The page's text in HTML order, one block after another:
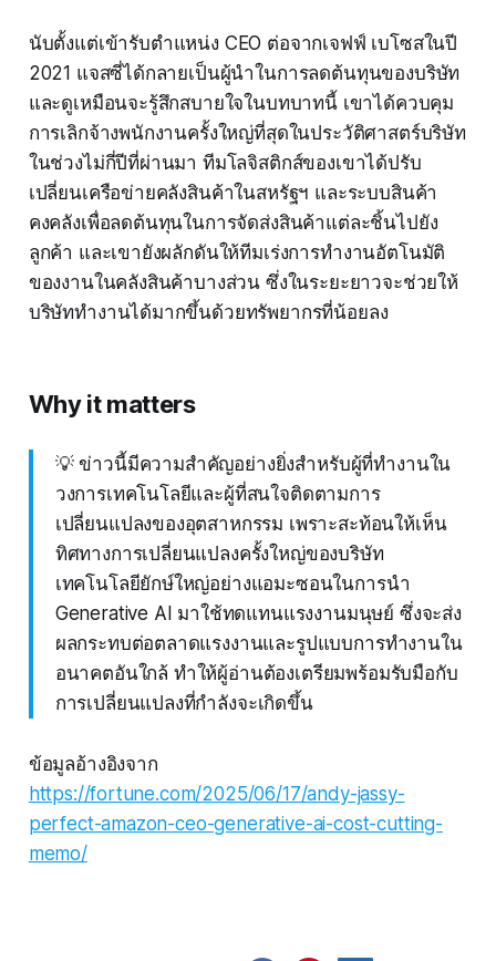
นับตั้งแต่เข้ารับตำแหน่ง CEO ต่อจากเจฟฟ์ เบโซสในปี
2021 แจสซี่ได้กลายเป็นผู้นำในการลดต้นทุนของบริษัท
และดูเหมือนจะรู้สึกสบายใจในบทบาทนี้ เขาได้ควบคุม
การเลิกจ้างพนักงานครั้งใหญ่ที่สุดในประวัติศาสตร์บริษัท
ในช่วงไม่กี่ปีที่ผ่านมา ทีมโลจิสติกส์ของเขาได้ปรับ
เปลี่ยนเครือข่ายคลังสินค้าในสหรัฐฯ และระบบสินค้า
คงคลังเพื่อลดต้นทุนในการจัดส่งสินค้าแต่ละชิ้นไปยัง
ลูกค้า และเขายังผลักดันให้ทีมเร่งการทำงานอัตโนมัติ
ของงานในคลังสินค้าบางส่วน ซึ่งในระยะยาวจะช่วยให้
บริษัททำงานได้มากขึ้นด้วยทรัพยากรที่น้อยลง
Why it matters
💡 ข่าวนี้มีความสำคัญอย่างยิ่งสำหรับผู้ที่ทำงานใน
วงการเทคโนโลยีและผู้ที่สนใจติดตามการ
เปลี่ยนแปลงของอุตสาหกรรม เพราะสะท้อนให้เห็น
ทิศทางการเปลี่ยนแปลงครั้งใหญ่ของบริษัท
เทคโนโลยียักษ์ใหญ่อย่างแอมะซอนในการนำ
Generative AI มาใช้ทดแทนแรงงานมนุษย์ ซึ่งจะส่ง
ผลกระทบต่อตลาดแรงงานและรูปแบบการทำงานใน
อนาคตอันใกล้ ทำให้ผู้อ่านต้องเตรียมพร้อมรับมือกับ
การเปลี่ยนแปลงที่กำลังจะเกิดขึ้น
ข้อมูลอ้างอิงจาก
https://fortune.com/2025/06/17/andy-jassy-
perfect-amazon-ceo-generative-ai-cost-cutting-
memo/